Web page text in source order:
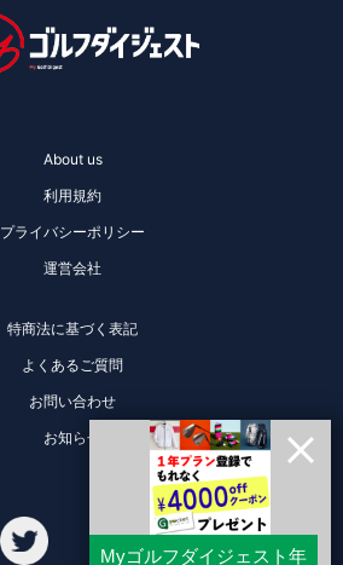
About us
利用規約
プライバシーポリシー
運営会社
特商法に基づく表記
よくあるご質問
お問い合わせ
お知らせ